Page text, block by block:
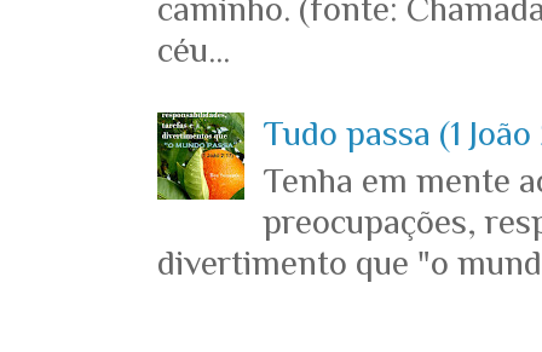
caminho. (fonte:
céu...
Tudo passa (1 João
Tenha em mente
preocupações,
divertimento que "o